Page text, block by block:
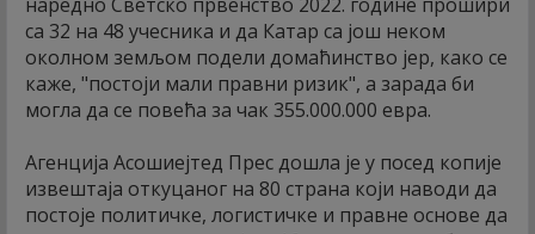
са 32 на 48 учесника и да Катар са још неком
околном земљом подели домаћинство јер, како се
каже, "постоји мали правни ризик", а зарада би
могла да се повећа за чак 355.000.000 евра.
Агенција Асошиејтед Прес дошла је у посед копије
извештаја откуцаног на 80 страна који наводи да
постоје политичке, логистичке и правне основе да